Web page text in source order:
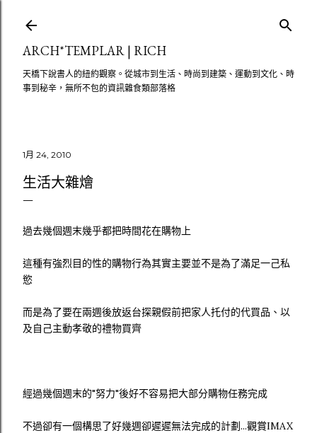
ARCH*TEMPLAR | RICH
天橋下說書人的紐約觀察。從城市到生活、時尚到建築、運動到文化、時
事到秘辛，無所不包的資訊雜食類部落格
1月 24, 2010
生活大雜燴
過去幾個週末幾乎都把時間花在購物上
這種有強烈目的性的購物行為其實主要並不是為了滿足一己私
慾
而是為了要在兩週後放返台探親假前把家人托付的代買品、以
及自己主動孝敬的禮物買齊
經過幾個週末的"努力"後好不容易把大部分購物任務完成
不過卻有一個構思了好幾週卻遲遲無法完成的計劃...觀賞IMAX